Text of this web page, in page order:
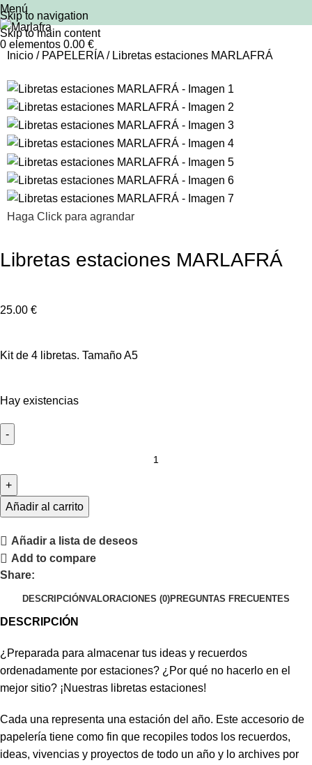
Skip to navigation
Skip to main content
Menú
0 elementos 0.00 €
Inicio
PAPELERÍA Libretas estaciones MARLAFRÁ
Haga Click para agrandar
Libretas estaciones MARLAFRÁ
25.00 €
Kit de 4 libretas. Tamaño A5
Hay existencias
Añadir al carrito
Añadir a lista de deseos
Add to compare
Share:
DESCRIPCIÓNVALORACIONES (0)PREGUNTAS FRECUENTES
DESCRIPCIÓN
¿Preparada para almacenar tus ideas y recuerdos
ordenadamente por estaciones? ¿Por qué no hacerlo en el
mejor sitio? ¡Nuestras libretas estaciones!
Cada una representa una estación del año. Este accesorio de
papelería tiene como fin que recopiles todos los recuerdos,
ideas, vivencias y proyectos de todo un año y lo archives por